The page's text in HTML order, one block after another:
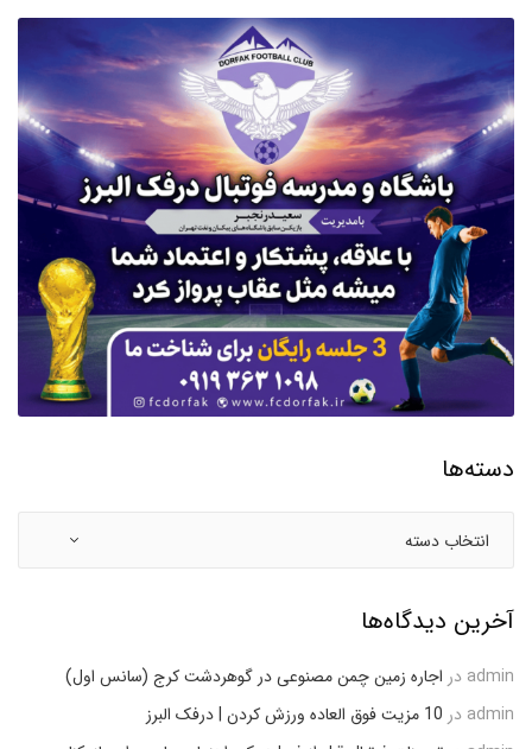
دسته‌ها
آخرین دیدگاه‌ها
admin در اجاره زمین چمن مصنوعی در گوهردشت کرج (سانس اول)
admin در 10 مزیت فوق العاده ورزش کردن | درفک البرز